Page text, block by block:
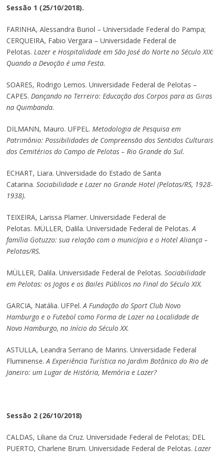
Sessão 1 (25/10/2018).
FARINHA, Alessandra Buriol – Universidade Federal do Pampa;
CERQUEIRA, Fabio Vergara – Universidade Federal de
Pelotas. Lazer e Hospitalidade em São José do Norte no Século XIX:
Quando a Devoção é uma Festa.
SOARES, Rodrigo Lemos. Universidade Federal de Pelotas –
CAPES. Dançando no Terreiro: Educação dos Corpos para as Giras
na Quimbanda.
DILMANN, Mauro. UFPEL. Metodologia de Pesquisa em
Patrimônio: Possibilidades de Compreensão dos Sentidos Culturais
dos Cemitérios do Campo de Pelotas – Rio Grande do Sul.
ECHART, Liara. Universidade do Estado de Santa
Catarina. Sociabilidade e Lazer no Grande Hotel (Pelotas/RS, 1928-
1938).
TEIXEIRA, Larissa Plamer. Universidade Federal de
Pelotas. MÜLLER, Dalila. Universidade Federal de Pelotas. A
família Gotuzzo: sua relação com o município e o Hotel Aliança –
Pelotas/RS.
MÜLLER, Dalila. Universidade Federal de Pelotas. Sociabilidade
em Pelotas: os Jogos e os Bailes Públicos no Final do Século XIX.
GARCIA, Natália. UFPel. A Fundação do Sport Club Novo
Hamburgo e o Futebol como Forma de Lazer na Localidade de
Novo Hamburgo, no Início do Século XX.
ASTULLA, Leandra Serrano de Marins. Universidade Federal
Fluminense. A Experiência Turística no Jardim Botânico do Rio de
Janeiro: um Lugar de História, Memória e Lazer?
Sessão 2 (26/10/2018)
CALDAS, Liliane da Cruz. Universidade Federal de Pelotas; DEL
PUERTO, Charlene Brum. Universidade Federal de Pelotas. Lazer